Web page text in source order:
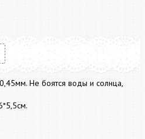
0,45мм. Не боятся воды и солнца,